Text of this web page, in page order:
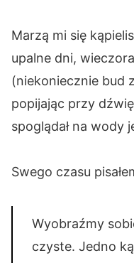
Marzą mi się
upalne dni,
(niekoniecznie bud
popijając przy
spoglądał na wody
Swego czasu
Wyobraźmy
czyste. Jedno